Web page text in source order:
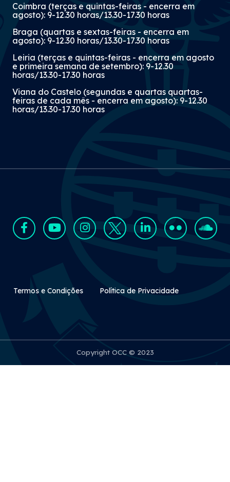
08 Jul 2026
«Sabia que?» - ICE para
agentes de seguros e
intermediários de crédito
Coimbra (terças e quintas-feiras - encerra em
agosto): 9-12.30 horas/13.30-17.30 horas
Braga (quartas e sextas-feiras - encerra em
agosto): 9-12.30 horas/13.30-17.30 horas
Leiria (terças e quintas-feiras - encerra em agosto
e primeira semana de setembro): 9-12.30
horas/13.30-17.30 horas
Viana do Castelo (segundas e quartas quartas-
feiras de cada mês - encerra em agosto): 9-12.30
horas/13.30-17.30 horas
Rodapé Secundário
Termos e Condições Política de Privacidade
Copyright OCC © 2023